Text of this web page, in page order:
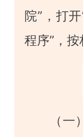
院”，打
程序”，按
（